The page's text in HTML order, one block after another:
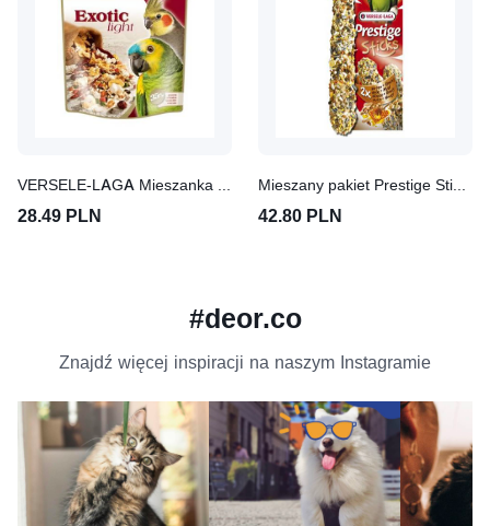
VERSELE-LAGA Mieszanka Z Prażonymi Ziarnami dla papug Exotic Light 750 g
28.49 PLN
Mieszany pakiet Prestige Sticks dla papug dużych 4 x 2 sztuki (560g)
42.80 PLN
#deor.co
Znajdź więcej inspiracji na naszym Instagramie